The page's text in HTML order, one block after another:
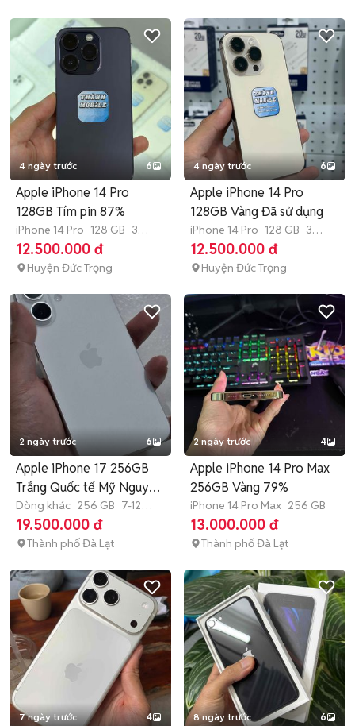
4 ngày trước 6
Apple iPhone 14 Pro
128GB Tím pin 87%
iPhone 14 Pro 128 GB 3
tháng
12.500.000 đ
Huyện Đức Trọng
4 ngày trước 6
Apple iPhone 14 Pro
128GB Vàng Đã sử dụng
iPhone 14 Pro 128 GB 3
tháng
12.500.000 đ
Huyện Đức Trọng
2 ngày trước 6
Apple iPhone 17 256GB
Trắng Quốc tế Mỹ Nguyên
bản
Dòng khác 256 GB 7-12
tháng
19.500.000 đ
Thành phố Đà Lạt
2 ngày trước 4
Apple iPhone 14 Pro Max
256GB Vàng 79%
iPhone 14 Pro Max 256 GB
13.000.000 đ
Thành phố Đà Lạt
7 ngày trước 4 8 ngày trước 6